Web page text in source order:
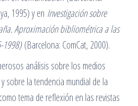
1995) y en Investigación sobre
Aproximación bibliométrica a las
1998)(Barcelona: ComCat, 2000).
análisis sobre los medios
sobre la tendencia mundial de la
tema de reflexión en las revistas